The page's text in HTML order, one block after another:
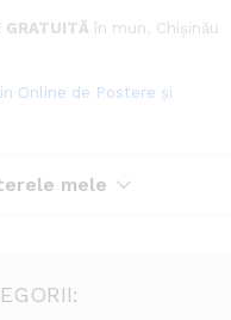
GRATUITĂ în mun. Chișinău
mele